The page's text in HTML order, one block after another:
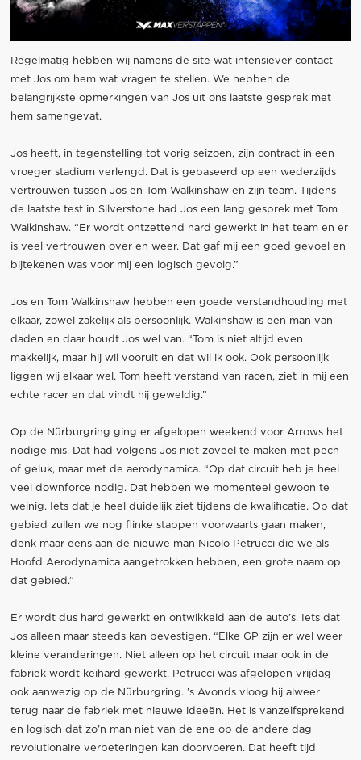
Regelmatig hebben wij namens de site wat intensiever contact
met Jos om hem wat vragen te stellen. We hebben de
belangrijkste opmerkingen van Jos uit ons laatste gesprek met
hem samengevat.
Jos heeft, in tegenstelling tot vorig seizoen, zijn contract in een
vroeger stadium verlengd. Dat is gebaseerd op een wederzijds
vertrouwen tussen Jos en Tom Walkinshaw en zijn team. Tijdens
de laatste test in Silverstone had Jos een lang gesprek met Tom
Walkinshaw. “Er wordt ontzettend hard gewerkt in het team en er
is veel vertrouwen over en weer. Dat gaf mij een goed gevoel en
bijtekenen was voor mij een logisch gevolg.”
Jos en Tom Walkinshaw hebben een goede verstandhouding met
elkaar, zowel zakelijk als persoonlijk. Walkinshaw is een man van
daden en daar houdt Jos wel van. “Tom is niet altijd even
makkelijk, maar hij wil vooruit en dat wil ik ook. Ook persoonlijk
liggen wij elkaar wel. Tom heeft verstand van racen, ziet in mij een
echte racer en dat vindt hij geweldig.”
Op de Nürburgring ging er afgelopen weekend voor Arrows het
nodige mis. Dat had volgens Jos niet zoveel te maken met pech
of geluk, maar met de aerodynamica. “Op dat circuit heb je heel
veel downforce nodig. Dat hebben we momenteel gewoon te
weinig. Iets dat je heel duidelijk ziet tijdens de kwalificatie. Op dat
gebied zullen we nog flinke stappen voorwaarts gaan maken,
denk maar eens aan de nieuwe man Nicolo Petrucci die we als
Hoofd Aerodynamica aangetrokken hebben, een grote naam op
dat gebied.”
Er wordt dus hard gewerkt en ontwikkeld aan de auto’s. Iets dat
Jos alleen maar steeds kan bevestigen. “Elke GP zijn er wel weer
kleine veranderingen. Niet alleen op het circuit maar ook in de
fabriek wordt keihard gewerkt. Petrucci was afgelopen vrijdag
ook aanwezig op de Nürburgring. ’s Avonds vloog hij alweer
terug naar de fabriek met nieuwe ideeën. Het is vanzelfsprekend
en logisch dat zo’n man niet van de ene op de andere dag
revolutionaire verbeteringen kan doorvoeren. Dat heeft tijd